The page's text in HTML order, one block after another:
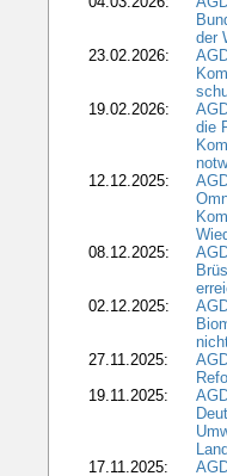
der
23.02.2026:
19.02.2026:
die
12.12.2025:
08.12.2025:
02.12.2025:
27.11.2025:
19.11.2025:
17.11.2025: